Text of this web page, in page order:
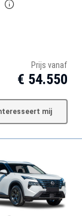
Prijs vanaf
€ 54.550
mij